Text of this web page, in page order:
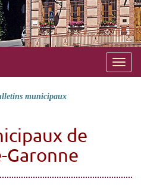
Menu
municipaux
de
Garonne